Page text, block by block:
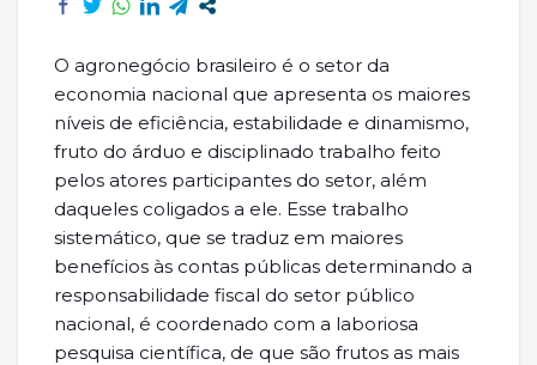
O agronegócio brasileiro é o setor da
economia nacional que apresenta os maiores
níveis de eficiência, estabilidade e dinamismo,
fruto do árduo e disciplinado trabalho feito
pelos atores participantes do setor, além
daqueles coligados a ele. Esse trabalho
sistemático, que se traduz em maiores
benefícios às contas públicas determinando a
responsabilidade fiscal do setor público
nacional, é coordenado com a laboriosa
pesquisa científica, de que são frutos as mais